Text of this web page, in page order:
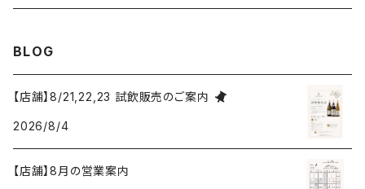
ドゥラモット
コトーシャンプノワ
ジュラ・サヴォワ
オレゴン州
ワシントン州
ロワール
ジュラ・サヴォワ
シャンパーニュ
プロヴァンス
ワシントン州
カリフォルニア州
ワシントン州
カリフォルニア州
スロヴァキア
5,000円～6,999円
7,000円～9,999円
BLOG
【店舗】8/21,22,23 試飲販売のご案内
2026/8/4
【店舗】8月の営業案内